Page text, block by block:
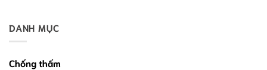
DANH MỤC
Chống thấm